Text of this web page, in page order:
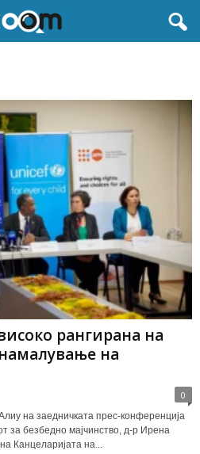
рангирана на
на
0
на заедничката прес-конференција
за безбедно мајчинство, д-р Ирена
Канцеларијата на...